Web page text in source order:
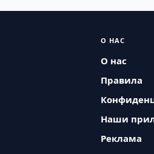
О НАС
О нас
Правила
Наши
Реклама